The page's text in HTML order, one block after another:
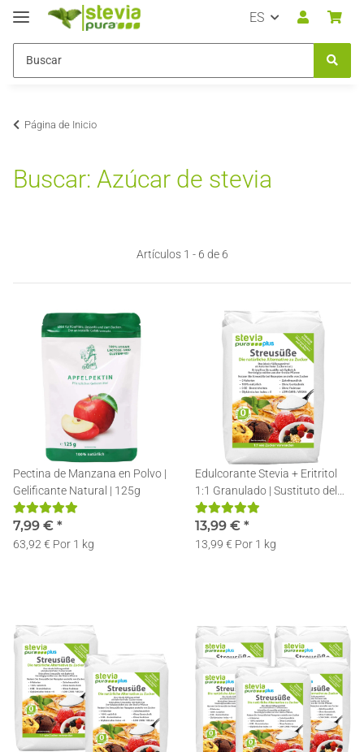
ES
Página de Inicio
Buscar: Azúcar de stevia
Artículos 1 - 6 de 6
Pectina de Manzana en Polvo |
Gelificante Natural | 125g
7,99 € *
63,92 € Por 1 kg
Edulcorante Stevia + Eritritol
1:1 Granulado | Sustituto del
Azúcar | Edulcorante en Polvo
con Eritritol y Estevia | 1kg
13,99 € *
13,99 € Por 1 kg